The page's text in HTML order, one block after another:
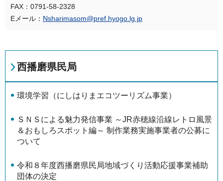
FAX：0791-58-2328
Eメール： Nsharimasom@pref.hyogo.lg.jp
西播磨県民局
環境学習（にしはりまエコツーリズム事業）
ＳＮＳによる魅力発信事業 ～JR赤穂線沿線レトロ風景
＆おもしろスポット編～ 制作業務実施事業者の公募に
ついて
令和８年度西播磨県民局地域づくり活動応援事業補助
団体の決定